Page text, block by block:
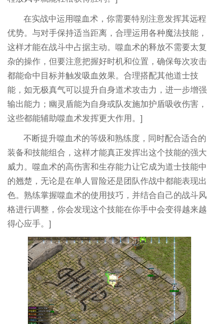
在实战中运用噬血术，你需要特别注意发挥其远程
优势。与对手保持适当距离，合理运用各种魔法技能，
这样才能在战斗中占据主动。噬血术的释放不需要太复
杂的操作，但要注意把握好时机和位置，确保每次攻击
都能命中目标并触发吸血效果。合理搭配其他道士技
能，如无极真气可以提升自身道术攻击力，进一步增强
输出能力；幽灵盾能为自身或队友施加护盾吸收伤害，
这些都能辅助噬血术发挥更大作用。]
不断提升噬血术的等级和熟练度，同时配合适合的
装备和技能组合，这样才能真正发挥出这个技能的强大
威力。噬血术的高伤害和生存能力让它成为道士技能中
的翘楚，无论是在单人冒险还是团队作战中都能表现出
色。熟练掌握噬血术的使用技巧，并结合自己的战斗风
格进行调整，你会发现这个技能在你手中会变得越来越
得心应手。]